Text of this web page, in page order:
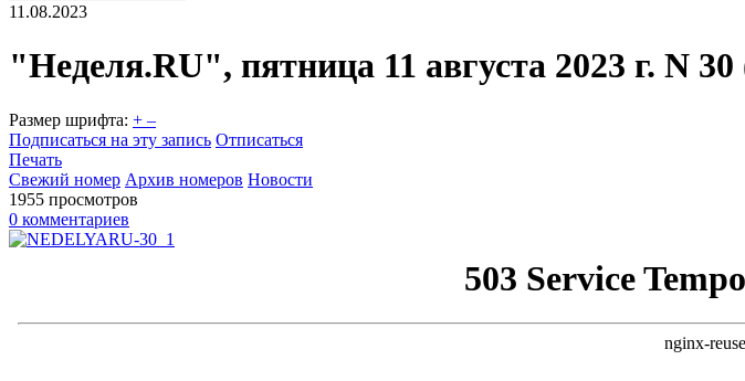
11.08.2023
"Неделя.RU", пятница 11 августа 2023 г. N 30
Размер шрифта: + –
Подписаться на эту запись Отписаться
Печать
Свежий номер Архив номеров Новости
1955 просмотров
0 комментариев